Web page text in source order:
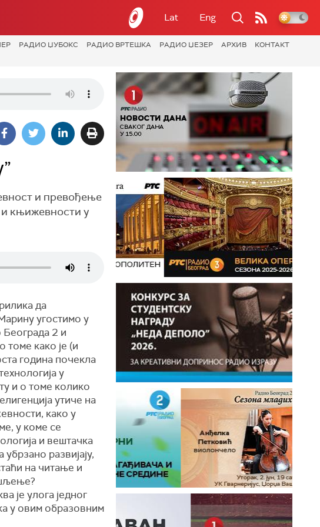
Lat Eng
РАДИО ЏУБОКС РАДИО ВРТЕШКА РАДИО ЏЕЗЕР АРХИВ
КОНТАКТ
и превођење
и књижевности у
да
угостимо у
Београда 2 и
томе како је (и
година почекла
у
и о томе колико
утиче на
како у
у коме се
и вештачка
убрзано развијају,
на читање и
је улога једног
у овим образовним